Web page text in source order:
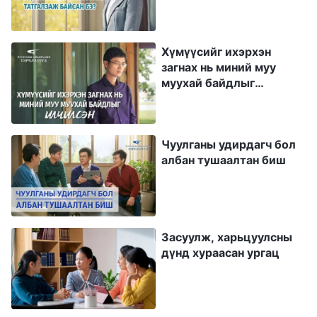
дээр бараг нэг сарын турш ажилласан юм.
Эцэст нь ерөнхий зохиомжийн асуудлаас
болж тэр зургийг хаясан. Энэ нь нүүрэн
дундуур алгадаад авах шиг л болсон доо. Би
үнэхээр гутарч, сэтгэлээр унаад,
нөхөрлөлөөр бусдад сэтгэлээ уудлахыг
хүсээгүй. Миний сэтгэл харанхуйлж, шаналж
байлаа. Дараа нь багийн ахлагч ойрд миний
аль ч загвар амжилттай болоогүйг сануулаад,
намайг Бурханы өмнө өөртөө даруй дүгнэлт
хийх хэрэгтэй гэлээ. Тэгэхэд л би Бурханы
өмнө очин эргэцүүлж, Бурханы зарим
холбогдох үгийг олсон.
Хүмүүсийг ихэрхэн
загнах нь миний муу
муухай байдлыг
Чуулганы удирдагч бол
албан тушаалтан биш
Засуулж, харьцуулсны
дүнд хураасан ургац